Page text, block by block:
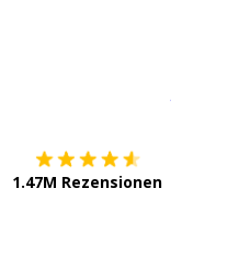
1.47M Rezensionen